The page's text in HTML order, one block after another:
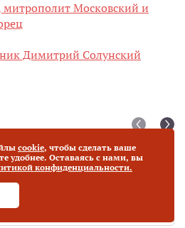
митрополит Московский и
Димитрий Солунский
"Фёдоровская" (27 х 31 см)
руб.
cookie, чтобы сделать ваше
удобнее. Оставаясь с нами, вы
конфиденциальности.